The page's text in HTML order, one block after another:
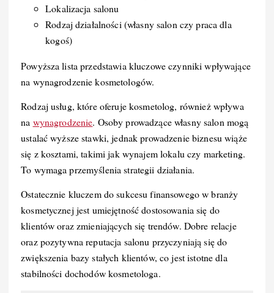
Lokalizacja salonu
Rodzaj działalności (własny salon czy praca dla
kogoś)
Powyższa lista przedstawia kluczowe czynniki wpływające
na wynagrodzenie kosmetologów.
Rodzaj usług, które oferuje kosmetolog, również wpływa
na wynagrodzenie. Osoby prowadzące własny salon mogą
ustalać wyższe stawki, jednak prowadzenie biznesu wiąże
się z kosztami, takimi jak wynajem lokalu czy marketing.
To wymaga przemyślenia strategii działania.
Ostatecznie kluczem do sukcesu finansowego w branży
kosmetycznej jest umiejętność dostosowania się do
klientów oraz zmieniających się trendów. Dobre relacje
oraz pozytywna reputacja salonu przyczyniają się do
zwiększenia bazy stałych klientów, co jest istotne dla
stabilności dochodów kosmetologa.